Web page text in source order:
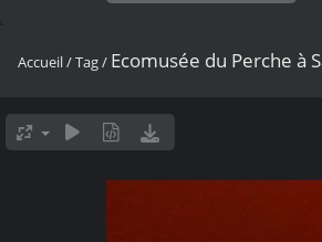
Accueil/Tag/ Ecomusée du Perche à